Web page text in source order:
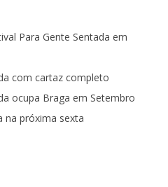
Para Gente Sentada em
com cartaz completo
ocupa Braga em Setembro
na próxima sexta